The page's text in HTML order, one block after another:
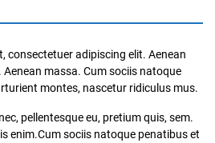
consectetuer adipiscing elit. Aenean
massa. Cum sociis natoque
montes, nascetur ridiculus mus.
pellentesque eu, pretium quis, sem.
enim.Cum sociis natoque penatibus et